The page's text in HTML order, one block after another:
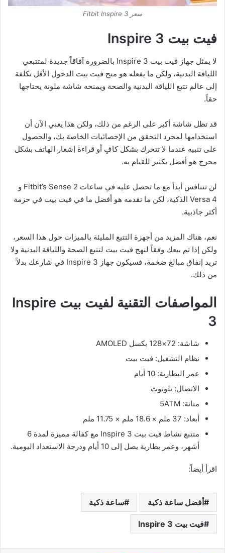
سعر Fitbit Inspire 3
فيت بيت Inspire 3
لا يمثل جهاز فيت بيت Inspire 3 بالضرورة آفاقاً جديدة لمتتبعي
اللياقة البدنية، ولكن ما يفعله هو منح فيت بيت الدخول الأقل تكلفة
إلى عالم تتبع اللياقة البدنية والصحة ويمنحه شاشة ملونة يحتاجها
حقاً.
قد تظل شاشة أكبر على الرغم من ذلك، ولكن هذا يعني الآن أن
استخدامها لمجرد التحقق من الإحصائيات الخاصة بك، والحصول
على تنبيه عندما لا تتحرك بشكل كافٍ أو قراءة إشعار الهاتف بشكل
محرج هو أفضل بكثير للقيام به.
لن تتنافس أبداً مع ما تحصل عليه في ساعات Fitbit’s Sense 2 و
Versa 4 الذكية، لكن ما تقدمه هو أفضل ما في فيت بيت في حزمة
أكثر جاذبية.
نعم، هناك المزيد من أجهزة التتبع المليئة بالميزات حول هذا السعر،
ولكن إذا تم بيعك وفقاً لنهج فيت بيت لتتبع الصحة واللياقة البدنية ولا
تريد إنفاق مبالغ ضخمة، فسيكون جهاز Inspire 3 في شارعك بدلاً
من ذلك.
المواصفات التقنية لفيت بيت Inspire
3
شاشة: 72×128 بكسل AMOLED
نظام التشغيل: فيت بيت
عمر البطارية: 10 أيام
الاتصال: بلوتوث
متانة: 5ATM
أبعاد: 37 ملم × 18.6 ملم × 11.75 ملم
متتبع نشاط فيت بيت Inspire 3 مع كفالة مميزة لمدة 6
أشهر، وعمر بطارية يصل إلى 10 أيام ودرجة الاستعداد اليومية.
اقرأ أيضاً:
أفضل ساعة ذكية ساعة ذكية
فيت بيت Inspire 3